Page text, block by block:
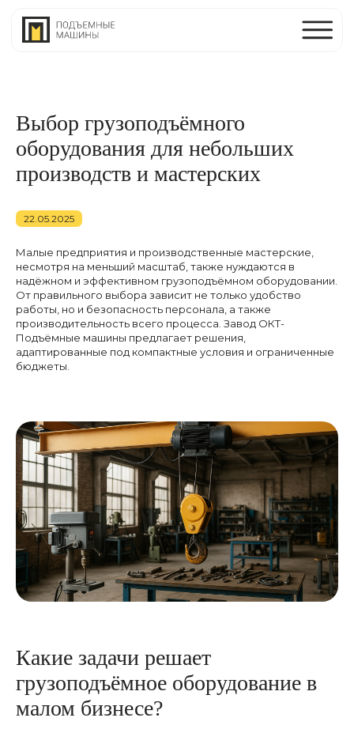
Выбор грузоподъёмного
оборудования для небольших
производств и мастерских
22.05.2025
Малые предприятия и производственные мастерские,
несмотря на меньший масштаб, также нуждаются в
надёжном и эффективном грузоподъёмном оборудовании.
От правильного выбора зависит не только удобство
работы, но и безопасность персонала, а также
производительность всего процесса. Завод ОКТ-
Подъёмные машины предлагает решения,
адаптированные под компактные условия и ограниченные
бюджеты.
Какие задачи решает
грузоподъёмное оборудование в
малом бизнесе?